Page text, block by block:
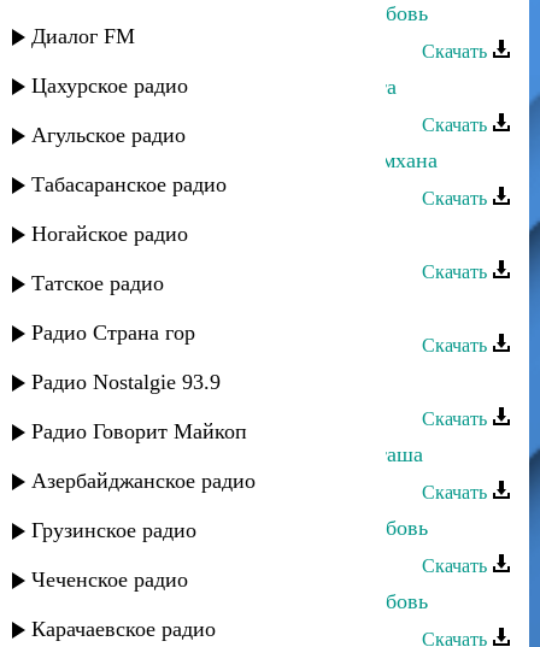
Диалог FM
Цахурское радио
Агульское радио
Табасаранское радио
Ногайское радио
Татское радио
Радио Страна гор
Радио Nostalgie 93.9
Радио Говорит Майкоп
Азербайджанское радио
Грузинское радио
Чеченское радио
Карачаевское радио
Загир Магомедов - Безответная любовь
Скачать
Саид Магомедов - Письмо с фронта
Скачать
Саид Магомедов - Песня про Залимхана
Скачать
Саид Магомедов - Народная
Скачать
Скачать
Загир Магомедов - Любовь сильна
Скачать
Саид Магомедов - Девушка из Акташа
Скачать
Загир Магомедов - Безответная любовь
Скачать
Загир Магомедов - Безответная любовь
Скачать